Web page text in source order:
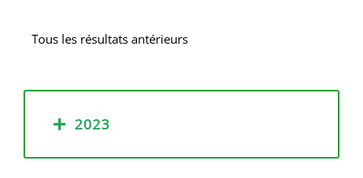
Tous les résultats antérieurs
2023